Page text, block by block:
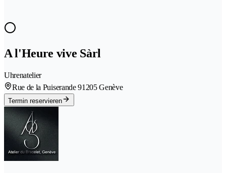
A l'Heure vive Sàrl
Uhrenatelier
Rue de la Puiserande 91205 Genève
Termin reservieren